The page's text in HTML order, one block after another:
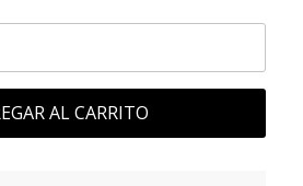
AL CARRITO